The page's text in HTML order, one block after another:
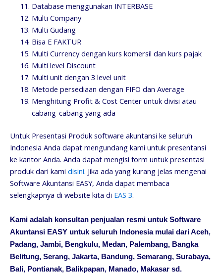
Database menggunakan INTERBASE
Multi Company
Multi Gudang
Bisa E FAKTUR
Multi Currency dengan kurs komersil dan kurs pajak
Multi level Discount
Multi unit dengan 3 level unit
Metode persediaan dengan FIFO dan Average
Menghitung Profit & Cost Center untuk divisi atau
cabang-cabang yang ada
Untuk Presentasi Produk software akuntansi ke seluruh
Indonesia Anda dapat mengundang kami untuk presentansi
ke kantor Anda. Anda dapat mengisi form untuk presentasi
produk dari kami disini. Jika ada yang kurang jelas mengenai
Software Akuntansi EASY, Anda dapat membaca
selengkapnya di website kita di EAS 3.
Kami adalah konsultan penjualan resmi untuk Software
Akuntansi EASY untuk seluruh Indonesia mulai dariAceh,
Padang, Jambi, Bengkulu, Medan, Palembang, Bangka
Belitung, Serang, Jakarta, Bandung, Semarang, Surabaya,
Bali, Pontianak, Balikpapan, Manado, Makasar sd.